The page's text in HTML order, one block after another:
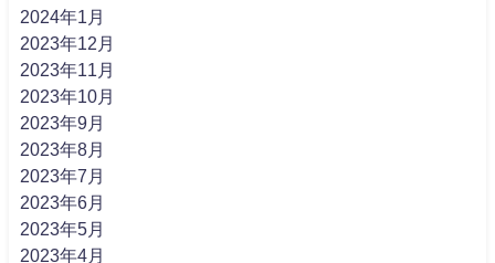
2024年1月
2023年12月
2023年11月
2023年10月
2023年9月
2023年8月
2023年7月
2023年6月
2023年5月
2023年4月